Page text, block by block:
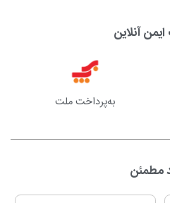
آنلاین
به‌پرداخت ملت
مطمئن